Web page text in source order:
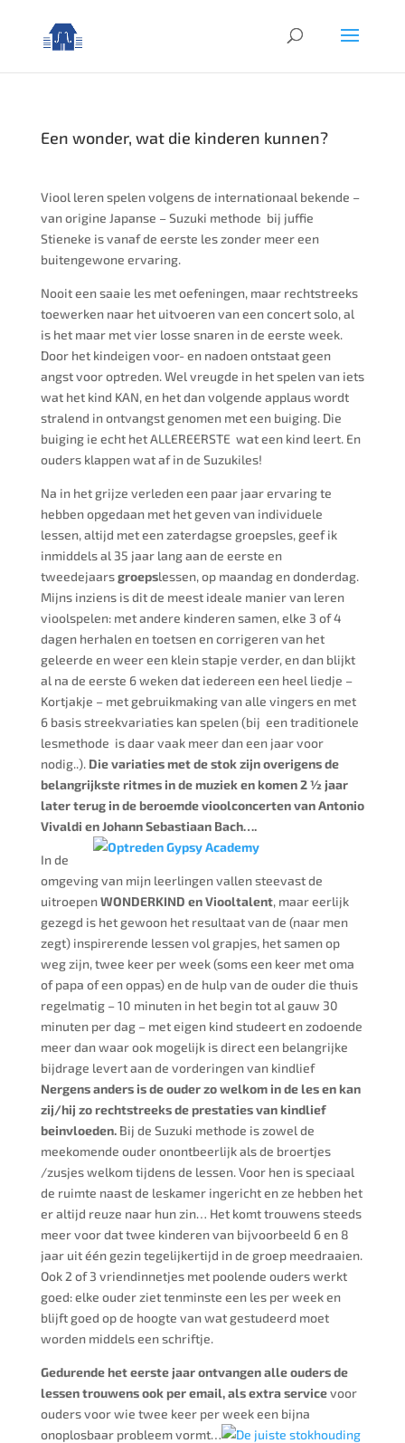
Een wonder, wat die kinderen kunnen?
Viool leren spelen volgens de internationaal bekende –
van origine Japanse – Suzuki methode bij juffie
Stieneke is vanaf de eerste les zonder meer een
buitengewone ervaring.
Nooit een saaie les met oefeningen, maar rechtstreeks
toewerken naar het uitvoeren van een concert solo, al
is het maar met vier losse snaren in de eerste week.
Door het kindeigen voor- en nadoen ontstaat geen
angst voor optreden. Wel vreugde in het spelen van iets
wat het kind KAN, en het dan volgende applaus wordt
stralend in ontvangst genomen met een buiging. Die
buiging ie echt het ALLEREERSTE wat een kind leert. En
ouders klappen wat af in de Suzukiles!
Na in het grijze verleden een paar jaar ervaring te
hebben opgedaan met het geven van individuele
lessen, altijd met een zaterdagse groepsles, geef ik
inmiddels al 35 jaar lang aan de eerste en
tweedejaarsgroepslessen, op maandag en donderdag.
Mijns inziens is dit de meest ideale manier van leren
vioolspelen: met andere kinderen samen, elke 3 of 4
dagen herhalen en toetsen en corrigeren van het
geleerde en weer een klein stapje verder, en dan blijkt
al na de eerste 6 weken dat iedereen een heel liedje –
Kortjakje – met gebruikmaking van alle vingers en met
6 basis streekvariaties kan spelen (bij een traditionele
lesmethode is daar vaak meer dan een jaar voor
nodig..). Die variaties met de stok zijn overigens de
belangrijkste ritmes in de muziek en komen 2 ½ jaar
later terug in de beroemde vioolconcerten van Antonio
Vivaldi en Johann Sebastiaan Bach….
In de
omgeving van mijn leerlingen vallen steevast de
uitroepenWONDERKIND en Viooltalent, maar eerlijk
gezegd is het gewoon het resultaat van de (naar men
zegt) inspirerende lessen vol grapjes, het samen op
weg zijn, twee keer per week (soms een keer met oma
of papa of een oppas) en de hulp van de ouder die thuis
regelmatig – 10 minuten in het begin tot al gauw 30
minuten per dag – met eigen kind studeert en zodoende
meer dan waar ook mogelijk is direct een belangrijke
bijdrage levert aan de vorderingen van kindlief
Nergens anders is de ouder zo welkom in de les en kan
zij/hij zo rechtstreeks de prestaties van kindlief
beinvloeden. Bij de Suzuki methode is zowel de
meekomende ouder onontbeerlijk als de broertjes
/zusjes welkom tijdens de lessen. Voor hen is speciaal
de ruimte naast de leskamer ingericht en ze hebben het
er altijd reuze naar hun zin… Het komt trouwens steeds
meer voor dat twee kinderen van bijvoorbeeld 6 en 8
jaar uit één gezin tegelijkertijd in de groep meedraaien.
Ook 2 of 3 vriendinnetjes met poolende ouders werkt
goed: elke ouder ziet tenminste een les per week en
blijft goed op de hoogte van wat gestudeerd moet
worden middels een schriftje.
Gedurende het eerste jaar ontvangen alle ouders de
lessen trouwens ook per email, als extra servicevoor
ouders voor wie twee keer per week een bijna
onoplosbaar probleem vormt…